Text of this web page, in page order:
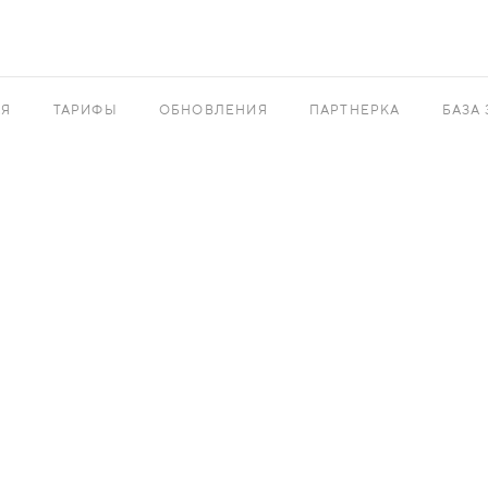
ТАРИФЫ ОБНОВЛЕНИЯ ПАРТНЕРКА БАЗА